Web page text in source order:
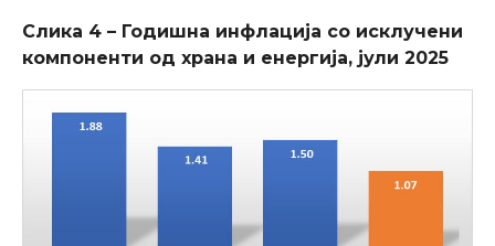
Слика 4 – Годишна инфлација со исклучени
компоненти од храна и енергија, јули 2025